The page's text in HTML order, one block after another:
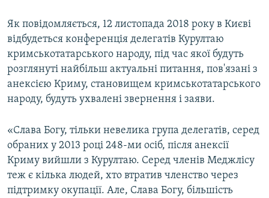
Як повідомляється, 12 листопада 2018 року в Києві
відбудеться конференція делегатів Курултаю
кримськотатарського народу, під час якої будуть
розглянуті найбільш актуальні питання, пов'язані з
анексією Криму, становищем кримськотатарського
народу, будуть ухвалені звернення і заяви.
«Слава Богу, тільки невелика група делегатів, серед
обраних у 2013 році 248-ми осіб, після анексії
Криму вийшли з Курултаю. Серед членів Меджлісу
теж є кілька людей, хто втратив членство через
підтримку окупації. Але, Слава Богу, більшість